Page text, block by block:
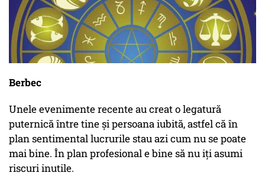
Berbec
Unele evenimente recente au creat o legatură
puternică între tine şi persoana iubită, astfel că în
plan sentimental lucrurile stau azi cum nu se poate
mai bine. În plan profesional e bine să nu iţi asumi
riscuri inutile.